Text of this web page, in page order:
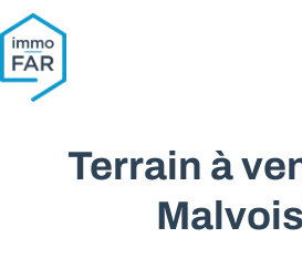
Aller au contenu principal
Terrain à